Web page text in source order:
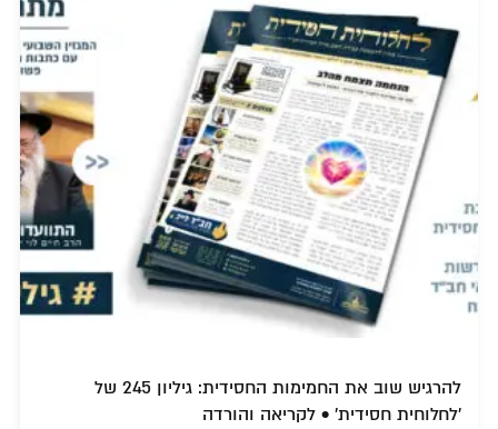
להרגיש שוב את החמימות החסידית: גיליון 245 של
'לחלוחית חסידית' • לקריאה והורדה